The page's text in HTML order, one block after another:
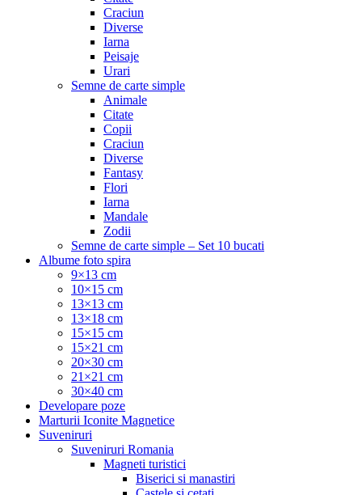
Craciun
Diverse
Iarna
Peisaje
Urari
Semne de carte simple
Animale
Citate
Copii
Craciun
Diverse
Fantasy
Flori
Iarna
Mandale
Zodii
Semne de carte simple – Set 10 bucati
Albume foto spira
9×13 cm
10×15 cm
13×13 cm
13×18 cm
15×15 cm
15×21 cm
20×30 cm
21×21 cm
30×40 cm
Developare poze
Marturii Iconite Magnetice
Suveniruri
Suveniruri Romania
Magneti turistici
Biserici si manastiri